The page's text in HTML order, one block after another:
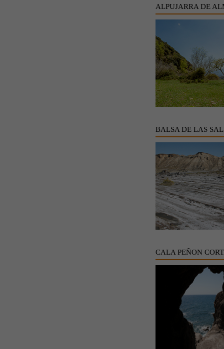
ALPUJARRA DE
BALSA DE LAS
CALA PEÑON